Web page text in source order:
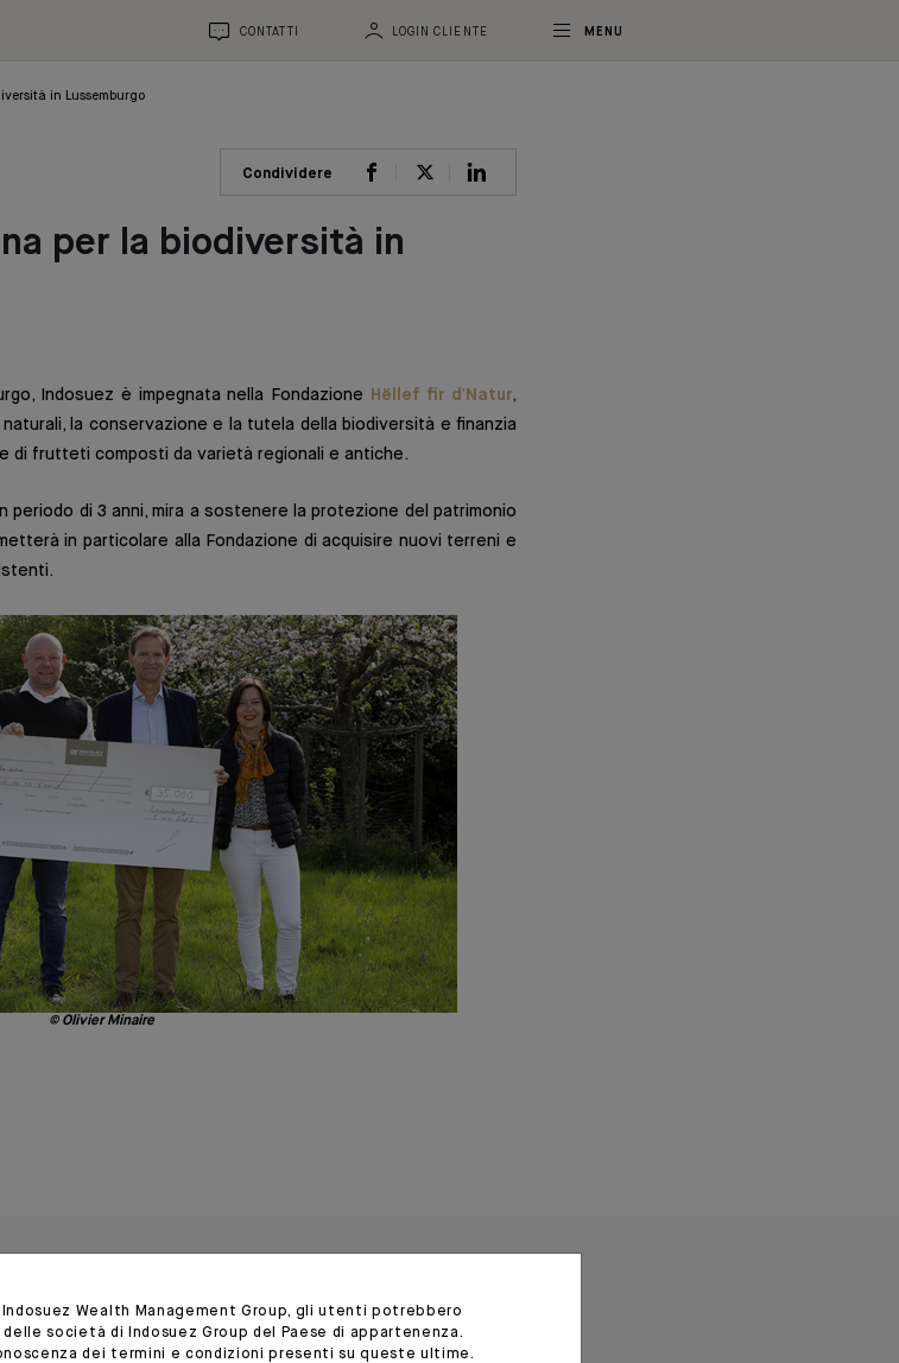
CONTATTI LOGIN CLIENTE MENU
in Lussemburgo
Condividere
per la biodiversità in
Indosuez è impegnata nella Fondazione Hëllef fir d'Natur,
la conservazione e la tutela della biodiversità e finanzia
di frutteti composti da varietà regionali e antiche.
periodo di 3 anni, mira a sostenere la protezione del patrimonio
in particolare alla Fondazione di acquisire nuovi terreni e
© Olivier Minaire
Wealth Management Group, gli utenti potrebbero
società di Indosuez Group del Paese di appartenenza.
dei termini e condizioni presenti su queste ultime.